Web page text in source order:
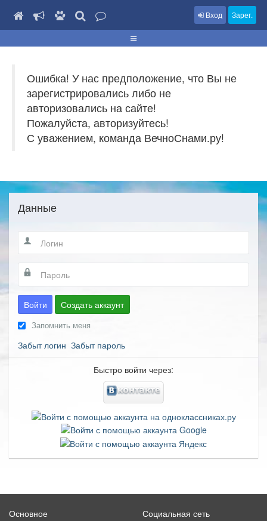
Вход Зарег.
Ошибка! У нас предположение, что Вы не
зарегистрировались либо не
авторизовались на сайте!
Пожалуйста, авторизуйтесь!
С уважением, команда ВечноСнами.ру!
Данные
Войти Создать аккаунт
Запомнить меня
Забыт логин Забыт пароль
Быстро войти через:
Основное
Социальная сеть